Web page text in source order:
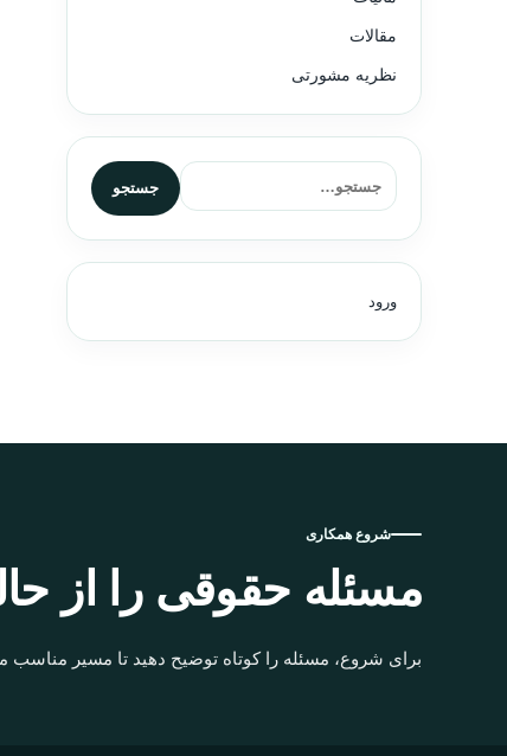
مقالات
نظریه مشورتی
جستجو برای:
جستجو
ورود
شروع همکاری
مسئله حقوقی را از
برای شروع، مسئله را کوتاه توضیح دهید تا مسیر مناسب